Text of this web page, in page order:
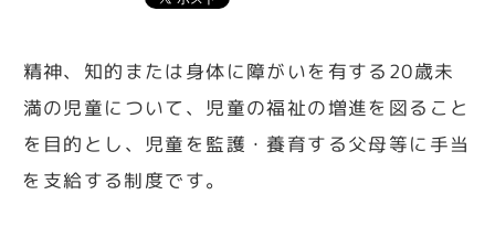
精神、知的または身体に障がいを有する20歳未
満の児童について、児童の福祉の増進を図ること
を目的とし、児童を監護・養育する父母等に手当
を支給する制度です。